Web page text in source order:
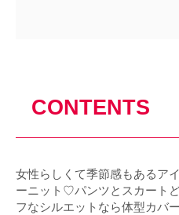
CONTENTS
女性らしくて季節感もあるア
ーニット♡パンツとスカート
フなシルエットなら体型カバ